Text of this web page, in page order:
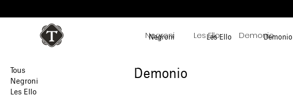
Negroni Les Ello Demonio
Tous
Negroni
Les Ello
Demonio
Negroni Les Ello Demonio